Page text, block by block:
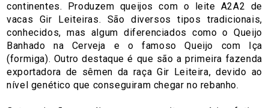
continentes. Produzem queijos com o leite A2A2 de
vacas Gir Leiteiras. São diversos tipos tradicionais,
conhecidos, mas algum diferenciados como o Queijo
Banhado na Cerveja e o famoso Queijo com Iça
(formiga). Outro destaque é que são a primeira fazenda
exportadora de sêmen da raça Gir Leiteira, devido ao
nível genético que conseguiram chegar no rebanho.